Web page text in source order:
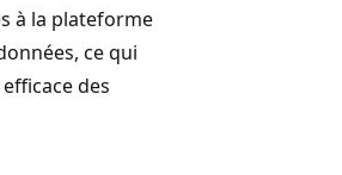
à la plateforme
ce qui
des